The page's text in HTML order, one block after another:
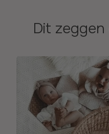
Dit zeggen